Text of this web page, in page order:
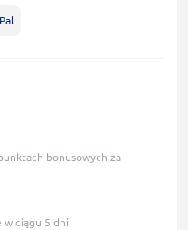
bonusowych za
w ciągu 5 dni